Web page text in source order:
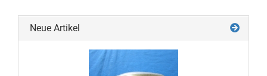
Neue Artikel